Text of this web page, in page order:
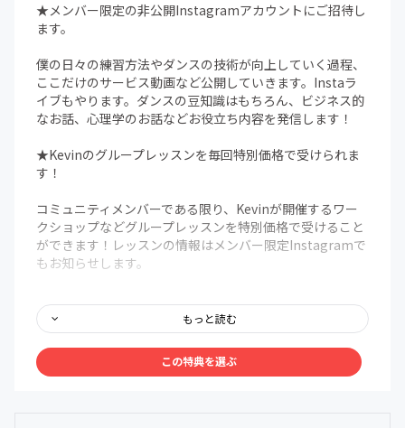
★メンバー限定の非公開Instagramアカウントにご招待し
ます。
僕の日々の練習方法やダンスの技術が向上していく過程、
ここだけのサービス動画など公開していきます。Instaラ
イブもやります。ダンスの豆知識はもちろん、ビジネス的
なお話、心理学のお話などお役立ち内容を発信します！
★Kevinのグループレッスンを毎回特別価格で受けられま
す！
コミュニティメンバーである限り、Kevinが開催するワー
クショップなどグループレッスンを特別価格で受けること
ができます！レッスンの情報はメンバー限定Instagramで
もお知らせします。
けられます。
（特別価格のご利用に回数の制限はございません。）
・グループレッスンは内容により60分～90分のものがあり
ます（どのグループレッスンも参加費は変わりません）
もっと読む
この特典を選ぶ